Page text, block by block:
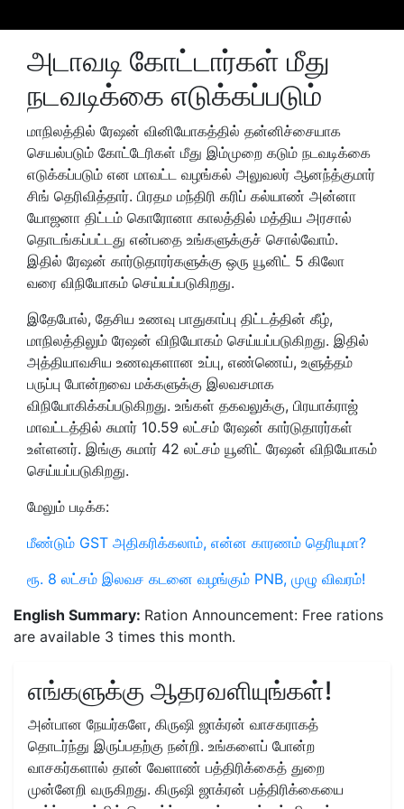
அடாவடி கோட்டார்கள் மீது
நடவடிக்கை எடுக்கப்படும்
மாநிலத்தில் ரேஷன் வினியோகத்தில் தன்னிச்சையாக
செயல்படும் கோட்டேரிகள் மீது இம்முறை கடும் நடவடிக்கை
எடுக்கப்படும் என மாவட்ட வழங்கல் அலுவலர் ஆனந்த்குமார்
சிங் தெரிவித்தார். பிரதம மந்திரி கரிப் கல்யாண் அன்னா
யோஜனா திட்டம் கொரோனா காலத்தில் மத்திய அரசால்
தொடங்கப்பட்டது என்பதை உங்களுக்குச் சொல்வோம்.
இதில் ரேஷன் கார்டுதாரர்களுக்கு ஒரு யூனிட் 5 கிலோ
வரை விநியோகம் செய்யப்படுகிறது.
இதேபோல், தேசிய உணவு பாதுகாப்பு திட்டத்தின் கீழ்,
மாநிலத்திலும் ரேஷன் விநியோகம் செய்யப்படுகிறது. இதில்
அத்தியாவசிய உணவுகளான உப்பு, எண்ணெய், உளுத்தம்
பருப்பு போன்றவை மக்களுக்கு இலவசமாக
விநியோகிக்கப்படுகிறது. உங்கள் தகவலுக்கு, பிரயாக்ராஜ்
மாவட்டத்தில் சுமார் 10.59 லட்சம் ரேஷன் கார்டுதாரர்கள்
உள்ளனர். இங்கு சுமார் 42 லட்சம் யூனிட் ரேஷன் விநியோகம்
செய்யப்படுகிறது.
மேலும் படிக்க:
மீண்டும் GST அதிகரிக்கலாம், என்ன காரணம் தெரியுமா?
ரூ. 8 லட்சம் இலவச கடனை வழங்கும் PNB, முழு விவரம்!
English Summary: Ration Announcement: Free rations
are available 3 times this month.
எங்களுக்கு ஆதரவளியுங்கள்!
அன்பான நேயர்களே, கிருஷி ஜாக்ரன் வாசகராகத்
தொடர்ந்து இருப்பதற்கு நன்றி. உங்களைப் போன்ற
வாசகர்களால் தான் வேளாண் பத்திரிக்கைத் துறை
முன்னேறி வருகிறது. கிருஷி ஜாக்ரன் பத்திரிக்கையை